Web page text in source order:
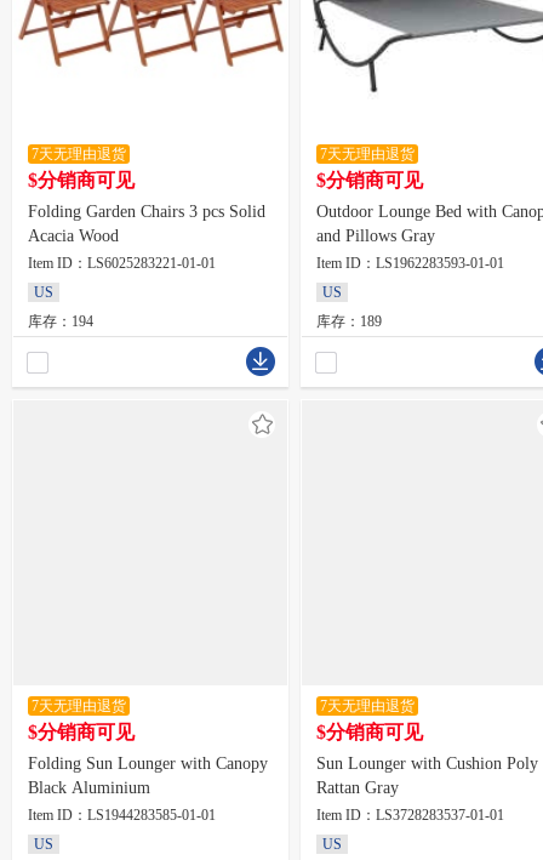
7天无理由退货
$分销商可见
Folding Garden Chairs 3 pcs Solid
Acacia Wood
Item ID：LS6025283221-01-01
US
库存：194
7天无理由退货
$分销商可见
Outdoor Lounge Bed with
and Pillows Gray
Item ID：LS1962283593-01-01
US
库存：189
7天无理由退货
$分销商可见
Folding Sun Lounger with Canopy
Black Aluminium
Item ID：LS1944283585-01-01
US
7天无理由退货
$分销商可见
Sun Lounger with Cushion Poly
Rattan Gray
Item ID：LS3728283537-01-01
US